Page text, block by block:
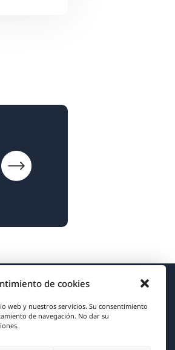
de cookies
web y nuestros servicios. Su consentimiento
de navegación. No dar su
de WPML
de Privacidad